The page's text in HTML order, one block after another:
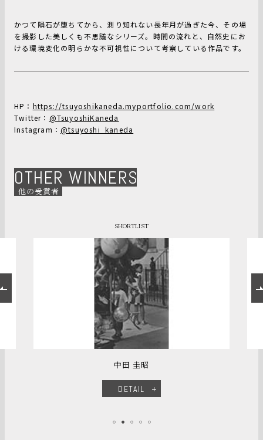
かつて隕石が堕ちてから、測り知れない長年月が過ぎた今、その場
を撮影した美しくも不思議なシリーズ。時間の流れと、自然史にお
ける環境変化の明らかな不可視性について考察している作品です。
HP： https://tsuyoshikaneda.myportfolio.com/work
Twitter： @TsuyoshiKaneda
Instagram： @tsuyoshi_kaneda
OTHER WINNERS
他の受賞者
SHORTLIST
中田 圭昭
DETAIL